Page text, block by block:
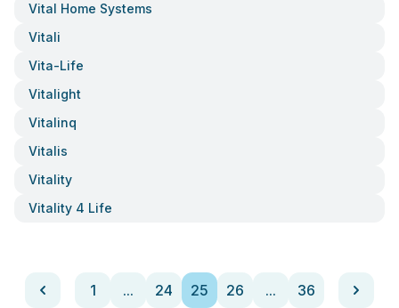
Vital Home Systems
Vitali
Vita-Life
Vitalight
Vitalinq
Vitalis
Vitality
Vitality 4 Life
1 ... 24 25 26 ... 36